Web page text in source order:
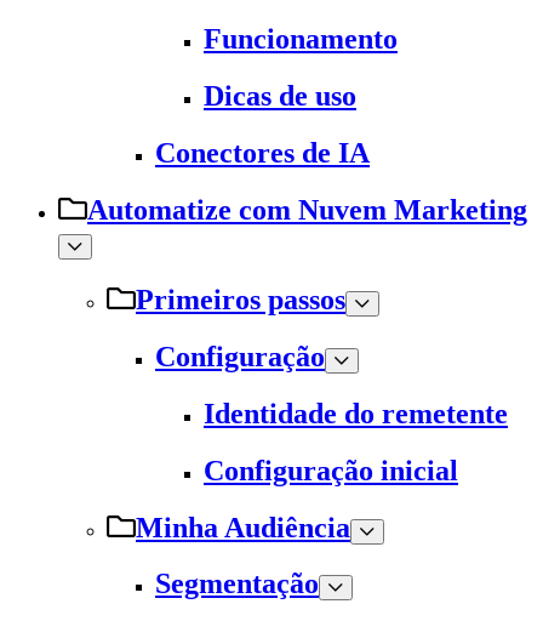
Funcionamento
Dicas de uso
Conectores de IA
Automatize com Nuvem Marketing
Primeiros passos
Configuração
Identidade do remetente
Configuração inicial
Minha Audiência
Segmentação